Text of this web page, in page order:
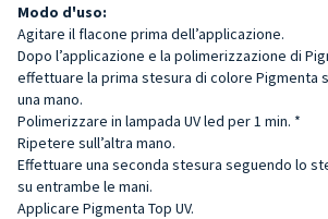
Modo d'uso:
Agitare il flacone prima dell’applicazione.
Dopo l’applicazione e la polimerizzazione di
effettuare la prima stesura di colore Pigmenta
una mano.
Polimerizzare in lampada UV led per 1 min. *
Ripetere sull’altra mano.
Effettuare una seconda stesura seguendo lo
su entrambe le mani.
Applicare Pigmenta Top UV.